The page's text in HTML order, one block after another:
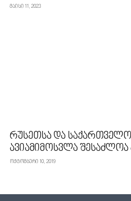
მაისი 11, 2023
რუსეთსა და
ავიამიმოსვლა
ოქტომბერი 10, 2019